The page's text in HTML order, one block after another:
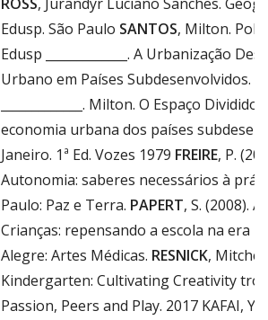
Edusp. São Paulo SANTOS, Milton.
Edusp _____________. A Urbanização
Urbano em Países Subdesenvolvidos.
_____________. Milton. O Espaço
economia urbana dos países
Janeiro. 1ª Ed. Vozes 1979 FREIRE, P.
Autonomia: saberes necessários à
Paulo: Paz e Terra. PAPERT, S. (2008).
Crianças: repensando a escola na era
Alegre: Artes Médicas. RESNICK,
Kindergarten: Cultivating Creativity
Passion, Peers and Play. 2017 KAFAI,